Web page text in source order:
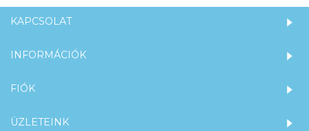
KAPCSOLAT
INFORMÁCIÓK
FIÓK
ÜZLETEINK